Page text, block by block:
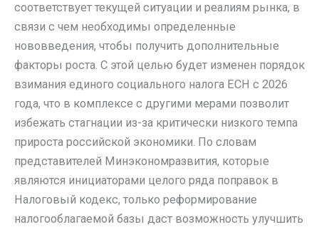
соответствует текущей ситуации и реалиям рынка, в
связи с чем необходимы определенные
нововведения, чтобы получить дополнительные
факторы роста. С этой целью будет изменен порядок
взимания единого социального налога ЕСН с 2026
года, что в комплексе с другими мерами позволит
избежать стагнации из-за критически низкого темпа
прироста российской экономики. По словам
представителей Минэкономразвития, которые
являются инициаторами целого ряда поправок в
Налоговый кодекс, только реформирование
налогооблагаемой базы даст возможность улучшить